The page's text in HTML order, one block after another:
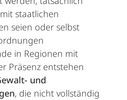
staatlichen
seien oder selbst
in Regionen mit
Präsenz entstehen
und
, die nicht vollständig